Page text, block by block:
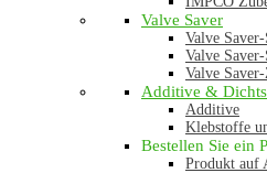
Valve Saver
Valve
Valve
Valve
Additive &
Additive
Klebstoffe
Bestellen Sie ein
Produkt auf